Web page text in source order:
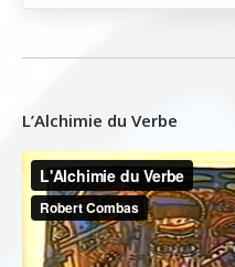
L’Alchimie du Verbe